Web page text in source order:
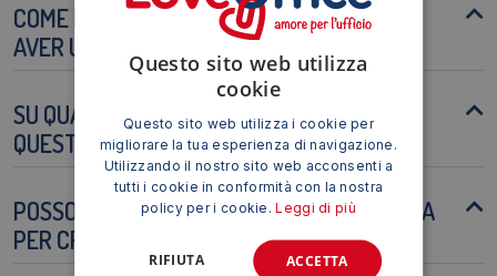
COME POSSO PULIRE GLI STRUMENTI DOPO
AVER USATO LA TEMPERA?
SU QUALI SUPERFICI POSSO UTILIZZARE
QUESTA TEMPERA?
POSSO MESCOLARE I COLORI GIOTTO EXTRA
PER CREARE NUOVE TONALITÀ?
Questo sito web utilizza
cookie
Questo sito web utilizza i cookie per
migliorare la tua esperienza di navigazione.
Utilizzando il nostro sito web acconsenti a
tutti i cookie in conformità con la nostra
policy per i cookie.Leggi di più
ACCETTA
RIFIUTA